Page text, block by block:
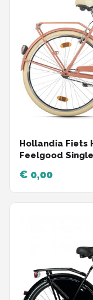
Hollandia Fiets
Feelgood
€ 0,00